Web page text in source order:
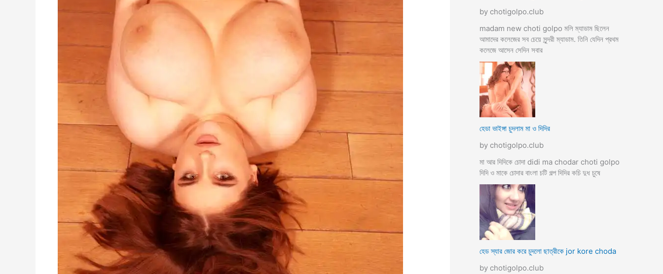
by chotigolpo.club
madam new choti golpo মলি ম্যাডাম ছিলেন
আমাদের কলেজের সব চেয়ে সুন্দরী ম্যাডাম. তিনি যেদিন প্রথম
কলেজে আসেন সেদিন সবার
হেডা ভাইঙ্গা চুদলাম মা ও দিদির
by chotigolpo.club
মা আর দিদিকে চোদা didi ma chodar choti golpo
দিদি ও মাকে চোদার বাংলা চটি গল্প দিদির কচি দুধ চুষে
হেড স্যার জোর করে চুদলো ছাত্রীকে jor kore choda
by chotigolpo.club